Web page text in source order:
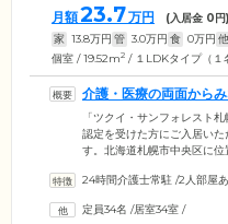
月額23.7万円 (入居金 0
家 13.8万円 管 3.0万円 食 0万円 他
個室 / 19.52m2 / １LDKタイプ（１
介護・医療の両面から
「ツクイ・サンフォレスト
認定を受けた方にご入居い
す。北海道札幌市中央区に
ス、24時間体制での緊急時
ご要望やご相談に対し、介護
24時間介護士常駐 /2人部屋
定員34名 /居室34室 /